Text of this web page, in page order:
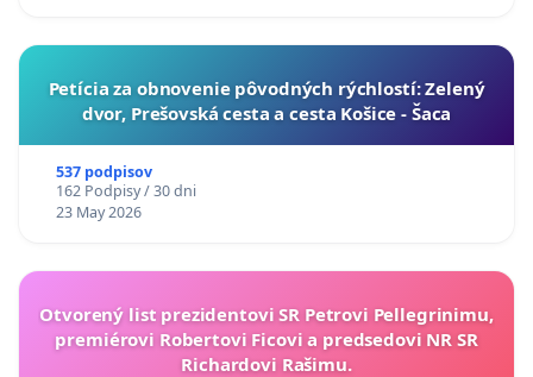
​Petícia za obnovenie pôvodných rýchlostí: Zelený
dvor, Prešovská cesta a cesta Košice - Šaca
537 podpisov
162 Podpisy / 30 dni
23 May 2026
Otvorený list prezidentovi SR Petrovi Pellegrinimu,
premiérovi Robertovi Ficovi a predsedovi NR SR
Richardovi Rašimu.